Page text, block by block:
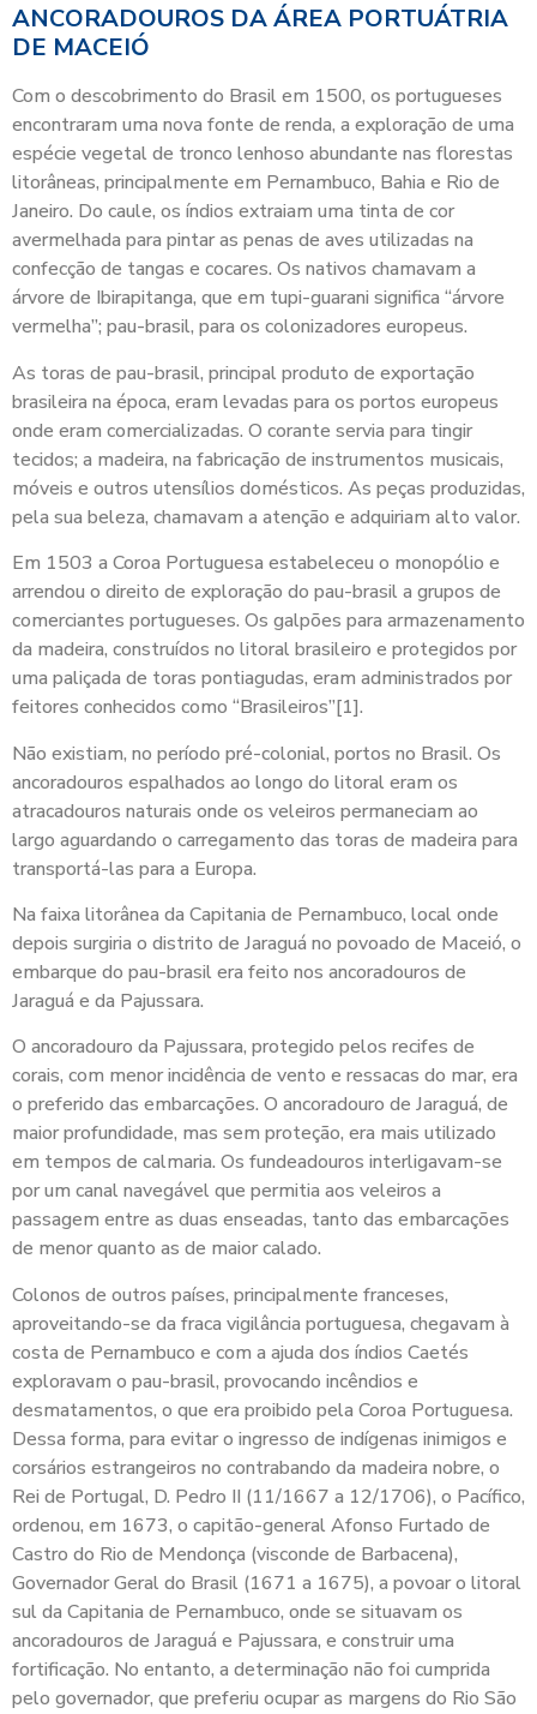
ANCORADOUROS DA ÁREA PORTUÁTRIA
DE MACEIÓ
Com o descobrimento do Brasil em 1500, os portugueses
encontraram uma nova fonte de renda, a exploração de uma
espécie vegetal de tronco lenhoso abundante nas florestas
litorâneas, principalmente em Pernambuco, Bahia e Rio de
Janeiro. Do caule, os índios extraiam uma tinta de cor
avermelhada para pintar as penas de aves utilizadas na
confecção de tangas e cocares. Os nativos chamavam a
árvore de Ibirapitanga, que em tupi-guarani significa “árvore
vermelha”; pau-brasil, para os colonizadores europeus.
As toras de pau-brasil, principal produto de exportação
brasileira na época, eram levadas para os portos europeus
onde eram comercializadas. O corante servia para tingir
tecidos; a madeira, na fabricação de instrumentos musicais,
móveis e outros utensílios domésticos. As peças produzidas,
pela sua beleza, chamavam a atenção e adquiriam alto valor.
Em 1503 a Coroa Portuguesa estabeleceu o monopólio e
arrendou o direito de exploração do pau-brasil a grupos de
comerciantes portugueses. Os galpões para armazenamento
da madeira, construídos no litoral brasileiro e protegidos por
uma paliçada de toras pontiagudas, eram administrados por
feitores conhecidos como “Brasileiros”[1].
Não existiam, no período pré-colonial, portos no Brasil. Os
ancoradouros espalhados ao longo do litoral eram os
atracadouros naturais onde os veleiros permaneciam ao
largo aguardando o carregamento das toras de madeira para
transportá-las para a Europa.
Na faixa litorânea da Capitania de Pernambuco, local onde
depois surgiria o distrito de Jaraguá no povoado de Maceió, o
embarque do pau-brasil era feito nos ancoradouros de
Jaraguá e da Pajussara.
O ancoradouro da Pajussara, protegido pelos recifes de
corais, com menor incidência de vento e ressacas do mar, era
o preferido das embarcações. O ancoradouro de Jaraguá, de
maior profundidade, mas sem proteção, era mais utilizado
em tempos de calmaria. Os fundeadouros interligavam-se
por um canal navegável que permitia aos veleiros a
passagem entre as duas enseadas, tanto das embarcações
de menor quanto as de maior calado.
Colonos de outros países, principalmente franceses,
aproveitando-se da fraca vigilância portuguesa, chegavam à
costa de Pernambuco e com a ajuda dos índios Caetés
exploravam o pau-brasil, provocando incêndios e
desmatamentos, o que era proibido pela Coroa Portuguesa.
Dessa forma, para evitar o ingresso de indígenas inimigos e
corsários estrangeiros no contrabando da madeira nobre, o
Rei de Portugal, D. Pedro II (11/1667 a 12/1706), o Pacífico,
ordenou, em 1673, o capitão-general Afonso Furtado de
Castro do Rio de Mendonça (visconde de Barbacena),
Governador Geral do Brasil (1671 a 1675), a povoar o litoral
sul da Capitania de Pernambuco, onde se situavam os
ancoradouros de Jaraguá e Pajussara, e construir uma
fortificação. No entanto, a determinação não foi cumprida
pelo governador, que preferiu ocupar as margens do Rio São